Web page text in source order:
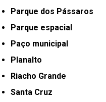
Parque dos Pássaros
Parque espacial
Paço municipal
Planalto
Riacho Grande
Santa Cruz